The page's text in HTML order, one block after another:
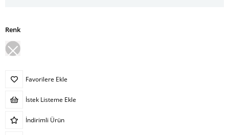
Renk
Favorilere Ekle
İstek Listeme Ekle
İndirimli Ürün